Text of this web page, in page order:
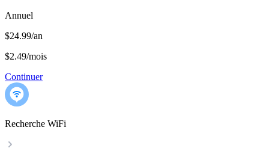
Annuel
$24.99/an
$2.49/mois
Continuer
Recherche WiFi